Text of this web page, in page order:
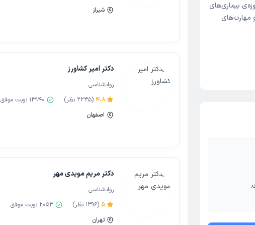
شیراز
دکتر امیر کشاورز
روانشناسی
4.8
(
2235 نظر) 13940 نوبت موفق
اصفهان
دکتر مریم مویدی مهر
روانشناسی
5
(
1396 نظر) 2053 نوبت موفق
تهران
بیماری‌های
مهارت‌های